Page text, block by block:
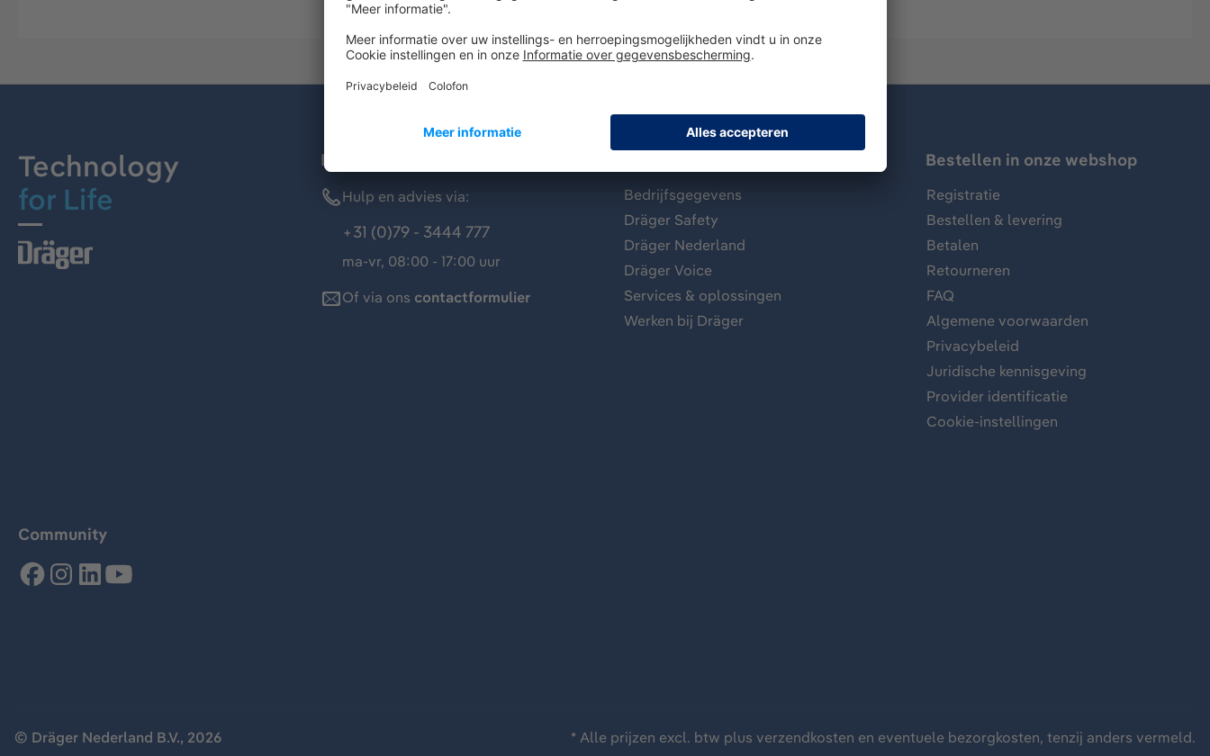
Technology
for Life
Dräger klantenservice
Hulp en advies via:
+31 (0)79 - 3444 777
ma-vr, 08:00 - 17:00 uur
Of via ons contactformulier
Bedrijfsgegevens
Dräger Safety
Dräger Nederland
Dräger Voice
Services & oplossingen
Werken bij Dräger
Bestellen in onze webshop
Registratie
Bestellen & levering
Betalen
Retourneren
FAQ
Algemene voorwaarden
Privacybeleid
Juridische kennisgeving
Provider identificatie
Cookie-instellingen
Community
© Dräger Nederland B.V., 2026 * Alle prijzen excl. btw plus verzendkosten en eventuele bezorgkosten, tenzij anders vermeld.